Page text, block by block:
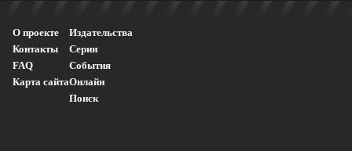
О проекте
Контакты
FAQ
Карта сайта
Издательства
Серии
События
Онлайн
Поиск